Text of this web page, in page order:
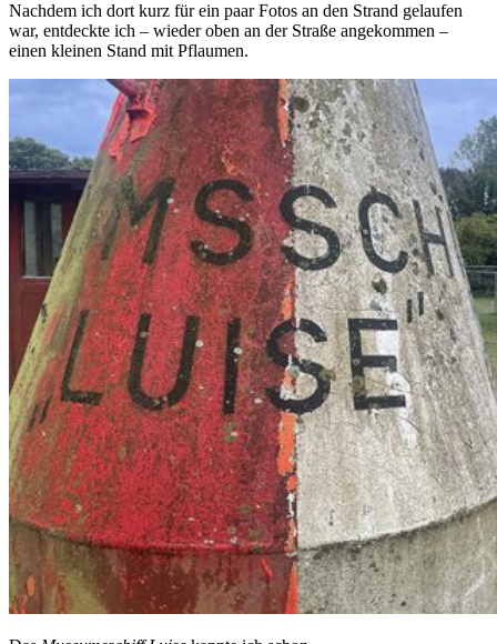
Nachdem ich dort kurz für ein paar Fotos an den Strand gelaufen
war, entdeckte ich – wieder oben an der Straße angekommen –
einen kleinen Stand mit Pflaumen.